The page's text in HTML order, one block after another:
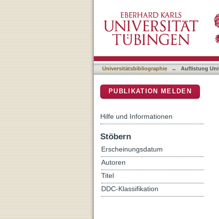
Universitätsbibliographie → Auflistung
PUBLIKATION MELDEN
Hilfe und Informationen
Stöbern
Erscheinungsdatum
Autoren
Titel
DDC-Klassifikation